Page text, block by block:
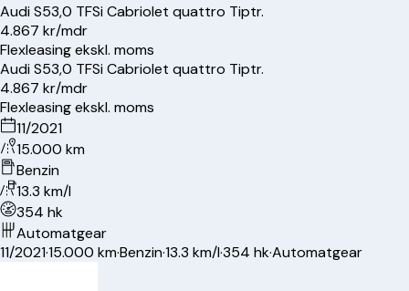
AudiS53,0 TFSi Cabriolet quattro Tiptr.
4.867 kr/mdr
Flexleasing ekskl. moms
AudiS53,0 TFSi Cabriolet quattro Tiptr.
4.867 kr/mdr
Flexleasing ekskl. moms
11/2021
15.000 km
Benzin
13.3 km/l
354 hk
Automatgear
11/2021·15.000 km·Benzin·13.3 km/l·354 hk·Automatgear